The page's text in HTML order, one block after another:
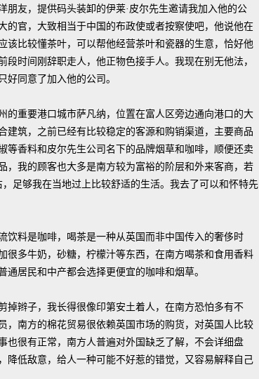
友，提供码头装卸的伊莱·皮尔先生邀请我加入他的公
的官，大致相当于中国的布政使或者按察使吧，他说他在
该比较懂茶叶，可以帮他经营茶叶和瓷器的生意，恰好他
时间刚辞职走人，他正物色接手人。我现在别无他法，
好同意了加入他的公司。
重要港口城市萨凡纳，位置在富人区旁边通向港口的大
建筑，之前已经有比较稳定的客源和购销渠道，主要商品
等香料和皮尔先生公司名下的品牌烟草和咖啡，顺便还卖
，我的顾客也大多是南方较为富裕的阶层和外来客商，若
足够我在当地过上比较舒适的生活。我去了可以和怀特先
料是咖啡，喝茶是一种从英国而非中国传入的奢侈时
很多牛奶，砂糖，柠檬汁等东西，在南方喝茶和食用香料
居民和中产都会选择更便宜的咖啡和烟草。
辫子，我长得很像印第安土着人，在南方恐怕多有不
，南方的棉花贸易很依赖英国市场的购货，对英国人比较
也很有正常，南方人普遍对外国缺乏了解，不会详细盘
降低敌意，给人一种可能不好惹的错觉，又容易解释自己